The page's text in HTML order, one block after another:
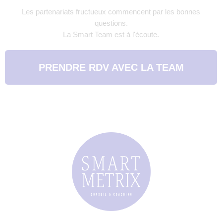
Les partenariats fructueux commencent par les bonnes
questions.
La Smart Team est à l'écoute.
PRENDRE RDV AVEC LA TEAM